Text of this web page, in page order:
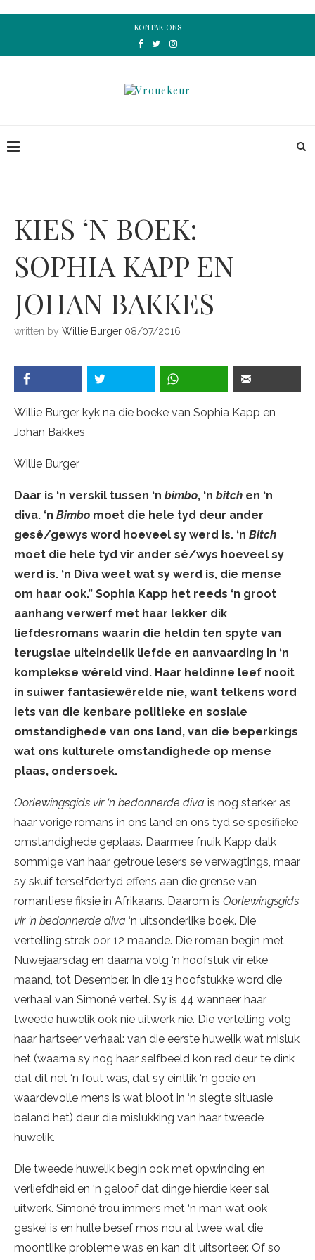
KONTAK ONS
KIES ‘N BOEK:
SOPHIA KAPP EN
JOHAN BAKKES
written by Willie Burger 08/07/2016
Willie Burger kyk na die boeke van Sophia Kapp en
Johan Bakkes
Willie Burger
Daar is ‘n verskil tussen ‘n bimbo, ‘n bitch en ‘n
diva. ‘n Bimbo moet die hele tyd deur ander
gesê/gewys word hoeveel sy werd is. ‘n Bitch
moet die hele tyd vir ander sê/wys hoeveel sy
werd is. ‘n Diva weet wat sy werd is, die mense
om haar ook.” Sophia Kapp het reeds ‘n groot
aanhang verwerf met haar lekker dik
liefdesromans waarin die heldin ten spyte van
terugslae uiteindelik liefde en aanvaarding in ‘n
komplekse wêreld vind. Haar heldinne leef nooit
in suiwer fantasiewêrelde nie, want telkens word
iets van die kenbare politieke en sosiale
omstandighede van ons land, van die beperkings
wat ons kulturele omstandighede op mense
plaas, ondersoek.
Oorlewingsgids vir ‘n bedonnerde diva is nog sterker as
haar vorige romans in ons land en ons tyd se spesifieke
omstandighede geplaas. Daarmee fnuik Kapp dalk
sommige van haar getroue lesers se verwagtings, maar
sy skuif terselfdertyd effens aan die grense van
romantiese fiksie in Afrikaans. Daarom is Oorlewingsgids
vir ‘n bedonnerde diva ‘n uitsonderlike boek. Die
vertelling strek oor 12 maande. Die roman begin met
Nuwejaarsdag en daarna volg ‘n hoofstuk vir elke
maand, tot Desember. In die 13 hoofstukke word die
verhaal van Simoné vertel. Sy is 44 wanneer haar
tweede huwelik ook nie uitwerk nie. Die vertelling volg
haar hartseer verhaal: van die eerste huwelik wat misluk
het (waarna sy nog haar selfbeeld kon red deur te dink
dat dit net ‘n fout was, dat sy eintlik ‘n goeie en
waardevolle mens is wat bloot in ‘n slegte situasie
beland het) deur die mislukking van haar tweede
huwelik.
Die tweede huwelik begin ook met opwinding en
verliefdheid en ‘n geloof dat dinge hierdie keer sal
uitwerk. Simoné trou immers met ‘n man wat ook
geskei is en hulle besef mos nou al twee wat die
moontlike probleme was en kan dit uitsorteer. Of so